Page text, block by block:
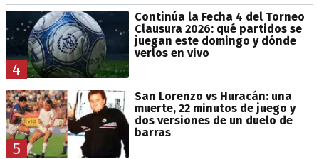
4
Continúa la Fecha 4 del Torneo
Clausura 2026: qué partidos se
juegan este domingo y dónde
verlos en vivo
5
San Lorenzo vs Huracán: una
muerte, 22 minutos de juego y
dos versiones de un duelo de
barras